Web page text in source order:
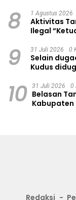
8 1 Agustus 2026
Aktivitas
Ilegal
9 31 Juli 2026 0
Selain
Kudus
10 31 Juli 2026 0
Belasan
Kabupaten
Redaksi